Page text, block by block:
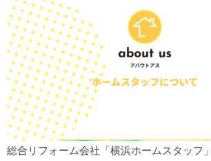
総合リフォーム会社「横浜ホームスタッフ